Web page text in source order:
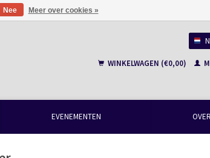
WINKELWAGEN (€0,00)
EVENEMENTEN
Nee Meer over cookies »